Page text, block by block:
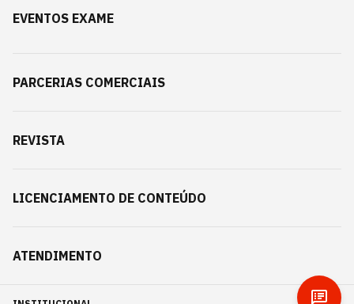
EVENTOS EXAME
PARCERIAS COMERCIAIS
REVISTA
LICENCIAMENTO DE CONTEÚDO
ATENDIMENTO